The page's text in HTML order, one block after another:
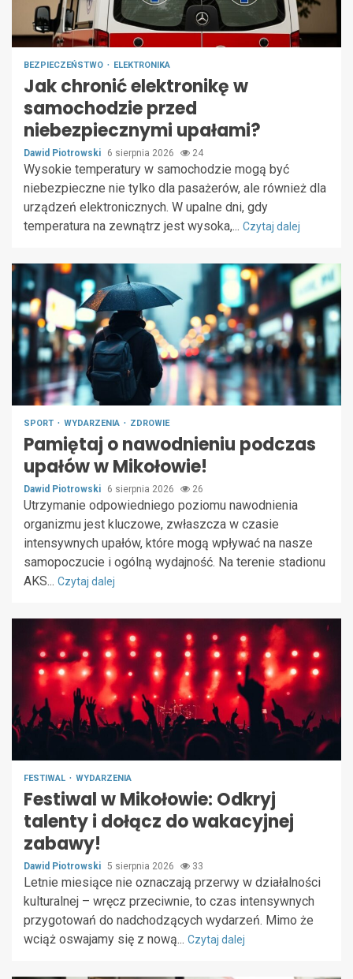
BEZPIECZEŃSTWO ELEKTRONIKA
Jak chronić elektronikę w
samochodzie przed
niebezpiecznymi upałami?
Dawid Piotrowski 6 sierpnia 2026 24
Wysokie temperatury w samochodzie mogą być
niebezpieczne nie tylko dla pasażerów, ale również dla
urządzeń elektronicznych. W upalne dni, gdy
temperatura na zewnątrz jest wysoka,... Czytaj dalej
SPORT WYDARZENIA ZDROWIE
Pamiętaj o nawodnieniu podczas
upałów w Mikołowie!
Dawid Piotrowski 6 sierpnia 2026 26
Utrzymanie odpowiedniego poziomu nawodnienia
organizmu jest kluczowe, zwłaszcza w czasie
intensywnych upałów, które mogą wpływać na nasze
samopoczucie i ogólną wydajność. Na terenie stadionu
AKS... Czytaj dalej
FESTIWAL WYDARZENIA
Festiwal w Mikołowie: Odkryj
talenty i dołącz do wakacyjnej
zabawy!
Dawid Piotrowski 5 sierpnia 2026 33
Letnie miesiące nie oznaczają przerwy w działalności
kulturalnej – wręcz przeciwnie, to czas intensywnych
przygotowań do nadchodzących wydarzeń. Mimo że
wciąż oswajamy się z nową... Czytaj dalej